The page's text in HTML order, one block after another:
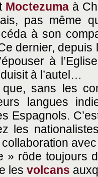
Moctezumaà
pas même
à son
dernier,
à
à l’autel…
sans les
langues
Espagnols.
les
» rôde toujours
les volcans